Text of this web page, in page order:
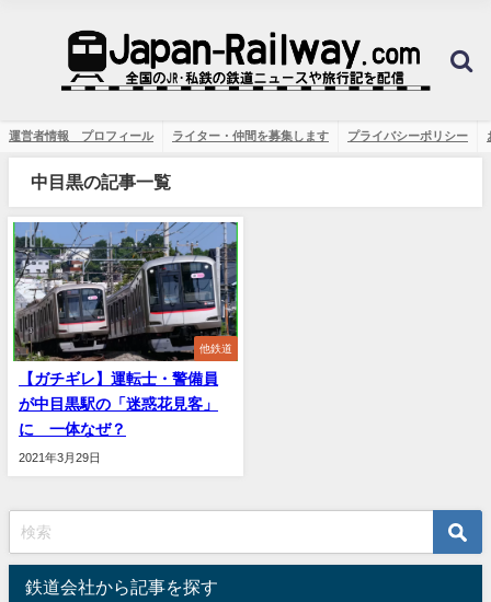
運営者情報 プロフィール ライター・仲間を募集します プライバシーポリシー
中目黒の記事一覧
他鉄道
【ガチギレ】運転士・警備員
が中目黒駅の「迷惑花見客」
に 一体なぜ？
2021年3月29日
鉄道会社から記事を探す